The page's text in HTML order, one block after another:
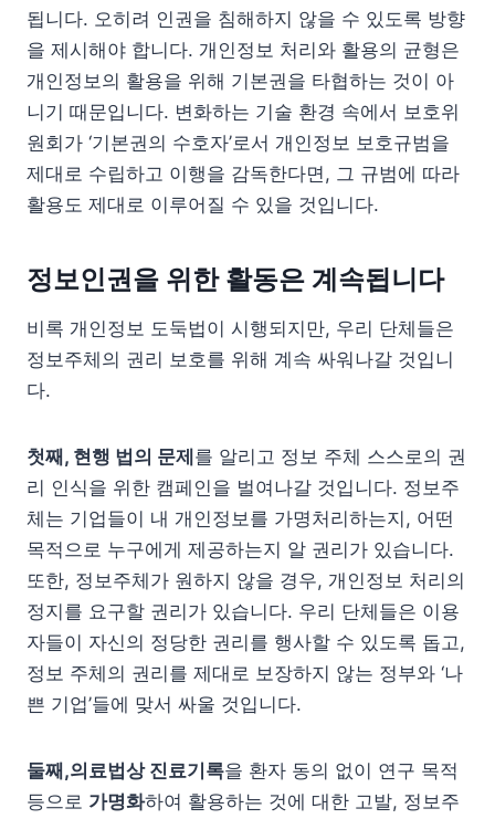
됩니다. 오히려 인권을 침해하지 않을 수 있도록 방향
을 제시해야 합니다. 개인정보 처리와 활용의 균형은
개인정보의 활용을 위해 기본권을 타협하는 것이 아
니기 때문입니다. 변화하는 기술 환경 속에서 보호위
원회가 ‘기본권의 수호자’로서 개인정보 보호규범을
제대로 수립하고 이행을 감독한다면, 그 규범에 따라
활용도 제대로 이루어질 수 있을 것입니다.
정보인권을 위한 활동은 계속됩니다
비록 개인정보 도둑법이 시행되지만, 우리 단체들은
정보주체의 권리 보호를 위해 계속 싸워나갈 것입니
다.
첫째, 현행 법의 문제를 알리고 정보 주체 스스로의 권
리 인식을 위한 캠페인을 벌여나갈 것입니다. 정보주
체는 기업들이 내 개인정보를 가명처리하는지, 어떤
목적으로 누구에게 제공하는지 알 권리가 있습니다.
또한, 정보주체가 원하지 않을 경우, 개인정보 처리의
정지를 요구할 권리가 있습니다. 우리 단체들은 이용
자들이 자신의 정당한 권리를 행사할 수 있도록 돕고,
정보 주체의 권리를 제대로 보장하지 않는 정부와 ‘나
쁜 기업’들에 맞서 싸울 것입니다.
둘째,의료법상 진료기록을 환자 동의 없이 연구 목적
등으로 가명화하여 활용하는 것에 대한 고발, 정보주